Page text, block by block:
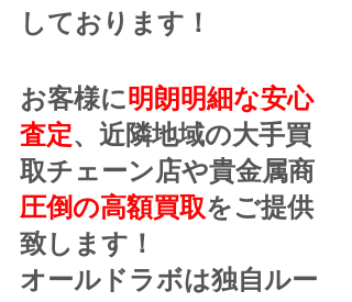
しております！
お客様に明朗明細な安心
査定、近隣地域の大手買
取チェーン店や貴金属商
圧倒の高額買取をご提供
致します！
オールドラボは独自ルー